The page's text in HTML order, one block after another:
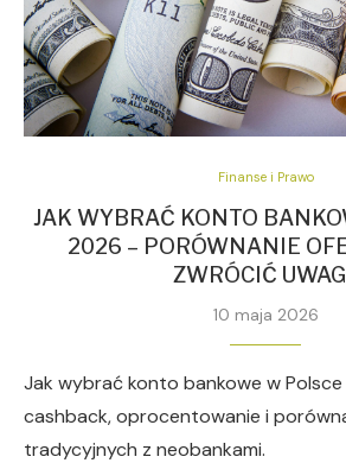
Finanse i Prawo
JAK WYBRAĆ KONTO
2026 – PORÓWNANIE
ZWRÓCIĆ
10 maja 2026
Jak wybrać konto bankowe w
cashback, oprocentowanie i
tradycyjnych z neobankami.